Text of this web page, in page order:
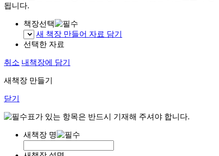
됩니다.
책장선택
새 책장 만들어 자료 담기
선택한 자료
취소 내책장에 담기
새책장 만들기
닫기
표가 있는 항목은 반드시 기재해 주셔야 합니다.
새책장 명